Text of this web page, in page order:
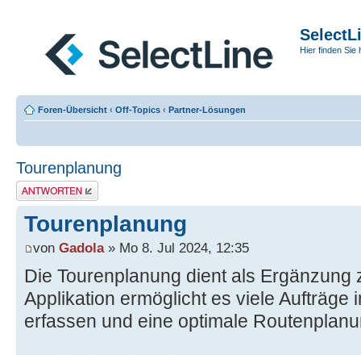
Hier finden Sie
Foren-Übersicht ‹ Off-Topics ‹ Partner-Lösungen
Tourenplanung
Antwort erstellen
Tourenplanung
von Gadola» Mo 8. Jul 2024, 12:35
Die Tourenplanung dient als Ergänzung
Applikation ermöglicht es viele Aufträge
erfassen und eine optimale